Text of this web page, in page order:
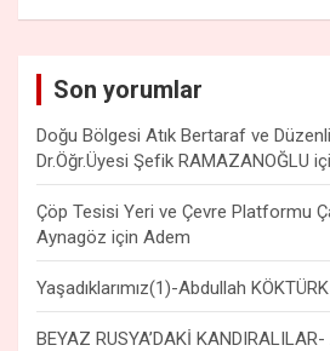
Son yorumlar
Doğu Bölgesi Atık Bertaraf ve
Dr.Öğr.Üyesi Şefik RAMAZANOĞLU
Çöp Tesisi Yeri ve Çevre Platformu
Aynagöz için Adem
Yaşadıklarımız(1)-Abdullah KÖKTÜRK
BEYAZ RUSYA’DAKİ